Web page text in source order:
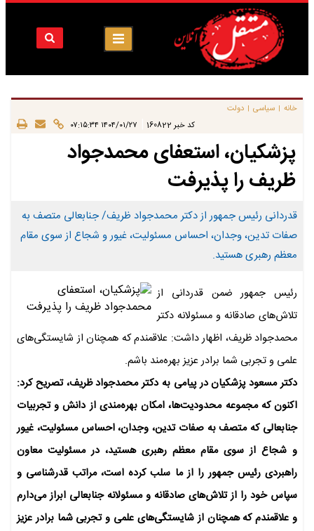
خانه | سیاسی | دولت
کد خبر 160822 ۱۴۰۴/۰۱/۲۷ ۰۷:۱۵:۳۴
پزشکیان، استعفای محمدجواد
ظریف را پذیرفت
قدردانی رئیس جمهور از دکتر محمدجواد ظریف/ جنابعالی متصف به
صفات تدین، وجدان، احساس مسئولیت، غیور و شجاع از سوی مقام
معظم رهبری هستید.
رئیس جمهور ضمن قدردانی از
تلاش‌های صادقانه و مسئولانه دکتر
محمدجواد ظریف، اظهار داشت: علاقمندم که همچنان از شایستگی‌های
علمی و تجربی شما برادر عزیز بهره‌مند باشم.
دکتر مسعود پزشکیان در پیامی به دکتر محمدجواد ظریف، تصریح کرد:
اکنون که مجموعه محدودیت‌ها، امکان بهره‌مندی از دانش و تجربیات
جنابعالی که متصف به صفات تدین، وجدان، احساس مسئولیت، غیور
و شجاع از سوی مقام معظم رهبری هستید، در مسئولیت معاون
راهبردی رئیس جمهور را از ما سلب کرده است، مراتب قدرشناسی و
سپاس خود را از تلاش‌های صادقانه و مسئولانه جنابعالی ابراز می‌دارم
و علاقمندم که همچنان از شایستگی‌های علمی و تجربی شما برادر عزیز